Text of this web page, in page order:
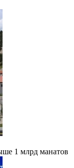
1 млрд манатов